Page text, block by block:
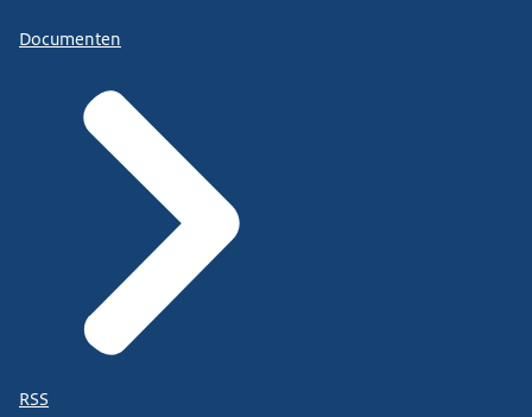
Documenten
RSS